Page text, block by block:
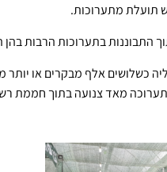
תועלת מתערוכות.
התבוננות בתערוכות הרבות
כשלושים אלף מבקרים או יותר
מאד צנועה בתוך חממת